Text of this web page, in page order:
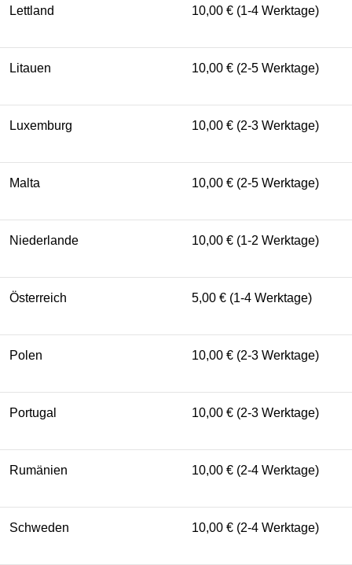
Lettland 10,00 € (1-4 Werktage)
Litauen 10,00 € (2-5 Werktage)
Luxemburg 10,00 € (2-3 Werktage)
Malta 10,00 € (2-5 Werktage)
Niederlande 10,00 € (1-2 Werktage)
Österreich 5,00 € (1-4 Werktage)
Polen 10,00 € (2-3 Werktage)
Portugal 10,00 € (2-3 Werktage)
Rumänien 10,00 € (2-4 Werktage)
Schweden 10,00 € (2-4 Werktage)